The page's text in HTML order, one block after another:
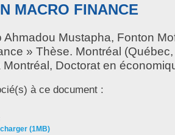
MACRO FINANCE
Ahmadou Mustapha, Fonton
» Thèse. Montréal
Doctorat en
à ce document :
(1MB)